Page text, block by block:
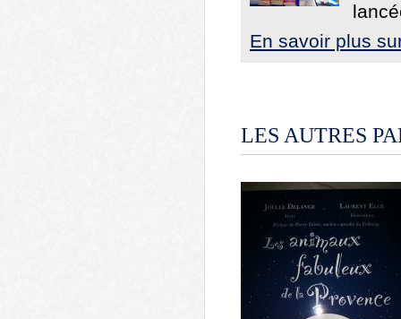
En savoir plus
LES AUTRES